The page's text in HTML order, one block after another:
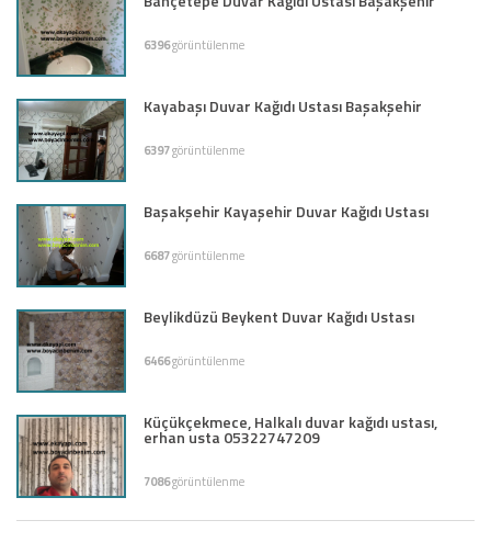
6396görüntülenme
Kayabaşı Duvar Kağıdı Ustası Başakşehir
6397görüntülenme
Başakşehir Kayaşehir Duvar Kağıdı Ustası
6687görüntülenme
Beylikdüzü Beykent Duvar Kağıdı Ustası
6466görüntülenme
Küçükçekmece, Halkalı duvar kağıdı ustası,
erhan usta 05322747209
7086görüntülenme